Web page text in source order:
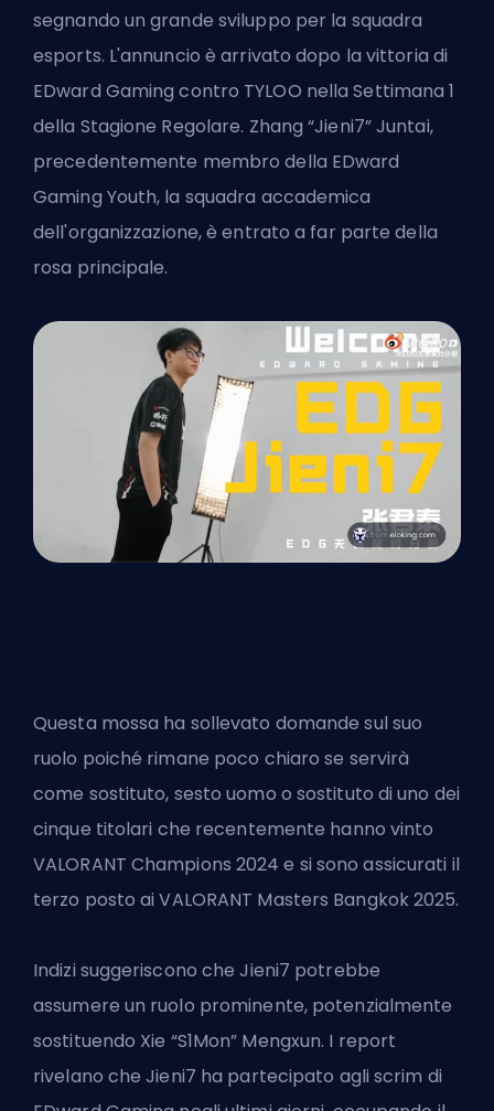
segnando un grande sviluppo per la squadra
esports. L'annuncio è arrivato dopo la vittoria di
EDward Gaming contro TYLOO nella Settimana 1
della Stagione Regolare. Zhang “Jieni7” Juntai,
precedentemente membro della EDward
Gaming Youth, la squadra accademica
dell'organizzazione, è entrato a far parte della
rosa principale.
Questa mossa ha sollevato domande sul suo
ruolo poiché rimane poco chiaro se servirà
come sostituto, sesto uomo o sostituto di uno dei
cinque titolari che recentemente hanno vinto
VALORANT Champions 2024 e si sono assicurati il
terzo posto ai VALORANT Masters Bangkok 2025.
Indizi suggeriscono che Jieni7 potrebbe
assumere un ruolo prominente, potenzialmente
sostituendo Xie “S1Mon” Mengxun. I report
rivelano che Jieni7 ha partecipato agli scrim di